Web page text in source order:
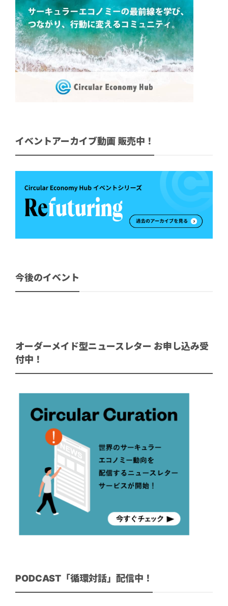
イベントアーカイブ動画 販売中！
今後のイベント
オーダーメイド型ニュースレター お申し込み受
付中！
PODCAST「循環対話」配信中！